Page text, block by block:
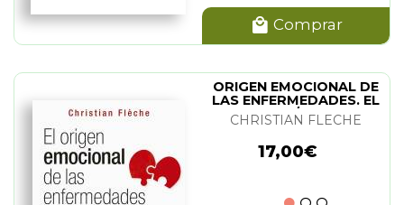
Comprar
ORIGEN EMOCIONAL DE
LAS ENFERMEDADES. EL
(N/E)
CHRISTIAN FLECHE
17,00€